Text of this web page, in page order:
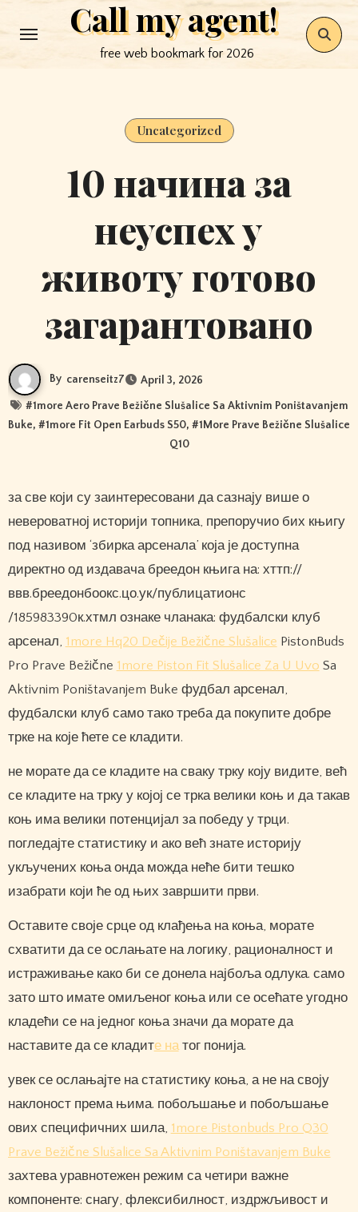
to
Call my agent!
free web bookmark for 2026
Uncategorized
10 начина за
неуспех у
животу готово
загарантовано
By carenseitz7 April 3, 2026
#1more Aero Prave Bežične Slušalice Sa Aktivnim Poništavanjem
Buke, #1more Fit Open Earbuds S50, #1More Prave Bežične Slušalice
Q10
за све који су заинтересовани да сазнају више о
невероватној историји топника, препоручио бих књигу
под називом ‘збирка арсенала’ која је доступна
директно од издавача бреедон књига на: хттп://
ввв.бреедонбоокс.цо.ук/публицатионс
/185983390к.хтмл ознаке чланака: фудбалски клуб
арсенал, 1more Hq20 Dečije Bežične Slušalice PistonBuds
Pro Prave Bežične 1more Piston Fit Slušalice Za U Uvo Sa
Aktivnim Poništavanjem Buke фудбал арсенал,
фудбалски клуб само тако треба да покупите добре
трке на које ћете се кладити.
не морате да се кладите на сваку трку коју видите, већ
се кладите на трку у којој се трка велики коњ и да такав
коњ има велики потенцијал за победу у трци.
погледајте статистику и ако већ знате историју
укључених коња онда можда неће бити тешко
изабрати који ће од њих завршити први.
Оставите своје срце од клађења на коња, морате
схватити да се ослањате на логику, рационалност и
истраживање како би се донела најбоља одлука. само
зато што имате омиљеног коња или се осећате угодно
кладећи се на једног коња значи да морате да
наставите да се кладите натог понија.
увек се ослањајте на статистику коња, а не на своју
наклоност према њима. побољшање и побољшање
ових специфичних шила, 1more Pistonbuds Pro Q30
Prave Bežične Slušalice Sa Aktivnim Poništavanjem Buke
захтева уравнотежен режим са четири важне
компоненте: снагу, флексибилност, издржљивост и